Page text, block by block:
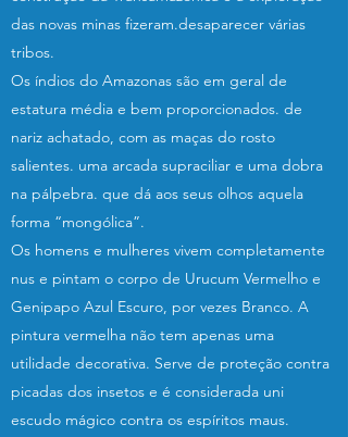
das novas minas fizeram.desaparecer várias
tribos.
Os índios do Amazonas são em geral de
estatura média e bem proporcionados. de
nariz achatado, com as maças do rosto
salientes. uma arcada supraciliar e uma dobra
na pálpebra. que dá aos seus olhos aquela
forma “mongólica”.
Os homens e mulheres vivem completamente
nus e pintam o corpo de Urucum Vermelho e
Genipapo Azul Escuro, por vezes Branco. A
pintura vermelha não tem apenas uma
utilidade decorativa. Serve de proteção contra
picadas dos insetos e é considerada uni
escudo mágico contra os espíritos maus.